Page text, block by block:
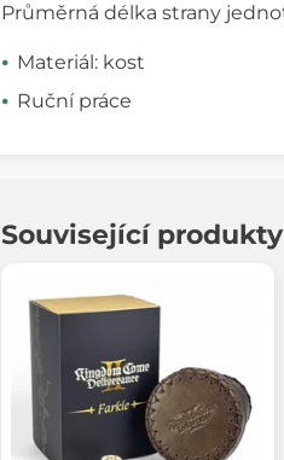
Průměrná délka strany
Materiál: kost
Ruční práce
Související produkty